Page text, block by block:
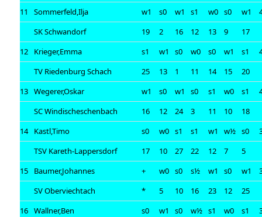
11 Sommerfeld,Ilja w1 s0 w1 s1 w0 s0 w1
SK Schwandorf
19 2 16 12 13 9
17
12
Krieger,Emma s1 w1 s0 w0 s0 w1 s1
TV Riedenburg Schach
25 13 1 11 14 15
20
13 Wegerer,Oskar w1 s0 w1 s0 s1 w0 s1
SC Windischeschenbach
16 12 24 3 11 10
18
14
Kastl,Timo s0 w0 s1 s1 w1 w½ s0
TSV Kareth-Lappersdorf
17 10 27 22 12 7
5
15
Baumer,Johannes + w0 s0 s½ w1 s0 w1
SV Oberviechtach
* 5 10 16 23 12
25
16 Wallner,Ben s0 w1 s0 w½ s1 w0 s1